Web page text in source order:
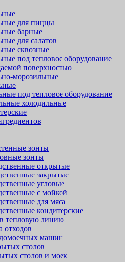
для пиццы
барные
для салатов
сквозные
под тепловое оборудование
поверхностью
морозильные
под тепловое оборудование
холодильные
зонты
зонты
открытые
закрытые
угловые
с мойкой
для мяса
кондитерские
тепловую линию
отходов
машин
столов
столов и моек